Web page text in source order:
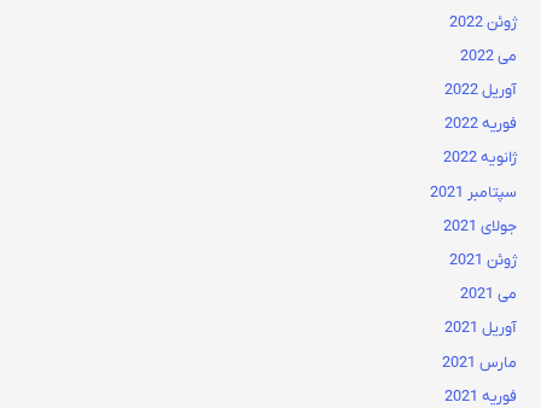
ژوئن 2022
می 2022
آوریل 2022
فوریه 2022
ژانویه 2022
سپتامبر 2021
جولای 2021
ژوئن 2021
می 2021
آوریل 2021
مارس 2021
فوریه 2021